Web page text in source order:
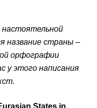
название страны –
орфографии
у этого написания
States in